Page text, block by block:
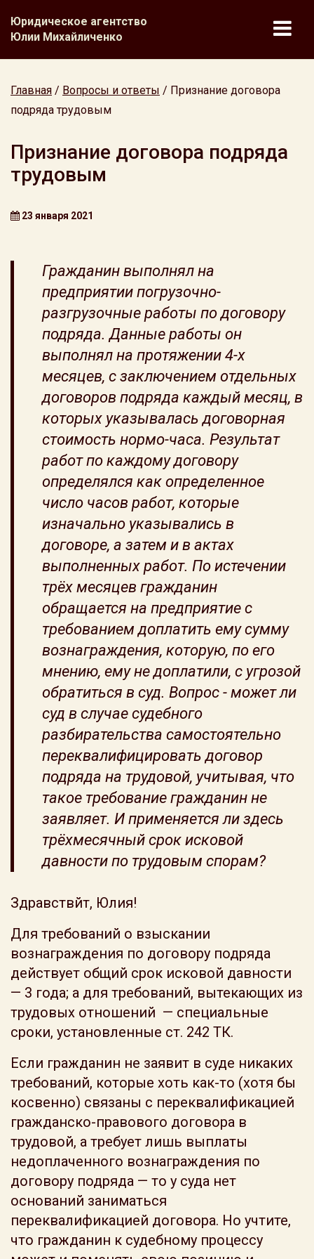
Юридическое агентство
Юлии Михайличенко
Главная / Вопросы и ответы / Признание договора
подряда трудовым
Признание договора подряда
трудовым
23 января 2021
Гражданин выполнял на
предприятии погрузочно-
разгрузочные работы по договору
подряда. Данные работы он
выполнял на протяжении 4-х
месяцев, с заключением отдельных
договоров подряда каждый месяц, в
которых указывалась договорная
стоимость нормо-часа. Результат
работ по каждому договору
определялся как определенное
число часов работ, которые
изначально указывались в
договоре, а затем и в актах
выполненных работ. По истечении
трёх месяцев гражданин
обращается на предприятие с
требованием доплатить ему сумму
вознаграждения, которую, по его
мнению, ему не доплатили, с угрозой
обратиться в суд. Вопрос - может ли
суд в случае судебного
разбирательства самостоятельно
переквалифицировать договор
подряда на трудовой, учитывая, что
такое требование гражданин не
заявляет. И применяется ли здесь
трёхмесячный срок исковой
давности по трудовым спорам?
Здравствйт, Юлия!
Для требований о взыскании
вознаграждения по договору подряда
действует общий срок исковой давности
— 3 года; а для требований, вытекающих из
трудовых отношений — специальные
сроки, установленные ст. 242 ТК.
Если гражданин не заявит в суде никаких
требований, которые хоть как-то (хотя бы
косвенно) связаны с переквалификацией
гражданско-правового договора в
трудовой, а требует лишь выплаты
недоплаченного вознаграждения по
договору подряда — то у суда нет
оснований заниматься
переквалификацией договора. Но учтите,
что гражданин к судебному процессу